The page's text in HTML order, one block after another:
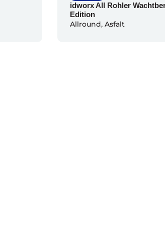
idworx All Rohler
Edition
Allround, Asfalt